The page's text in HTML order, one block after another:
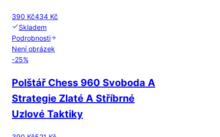
390 Kč434 Kč
Skladem
Podrobnosti
Není obrázek
-25%
Polštář Chess 960 Svoboda A
Strategie Zlaté A Stříbrné
Uzlové Taktiky